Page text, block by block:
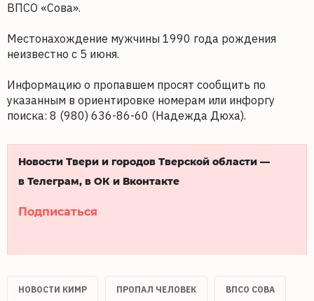
ВПСО «Сова».
Местонахождение мужчины 1990 года рождения
неизвестно с 5 июня.
Информацию о пропавшем просят сообщить по
указанным в ориентировке номерам или инфоргу
поиска: 8 (980) 636-86-60 (Надежда Дюха).
Новости Твери и городов Тверской области —
в Телеграм, в ОК и Вконтакте
Подписаться
НОВОСТИ КИМР ПРОПАЛ ЧЕЛОВЕК ВПСО СОВА